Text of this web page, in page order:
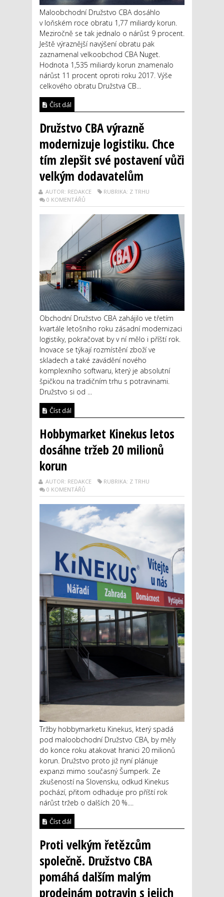
Maloobchodní Družstvo CBA dosáhlo
v loňském roce obratu 1,77 miliardy korun.
Meziročně se tak jednalo o nárůst 9 procent.
Ještě výraznější navýšení obratu pak
zaznamenal velkoobchod CBA Nuget.
Hodnota 1,535 miliardy korun znamenalo
nárůst 11 procent oproti roku 2017. Výše
celkového obratu Družstva CB...
Číst dál
Družstvo CBA výrazně
modernizuje logistiku. Chce
tím zlepšit své postavení vůči
velkým dodavatelům
AUTOR: REDAKCE
RUBRIKA: Z TRHU
0 KOMENTÁŘŮ
Obchodní Družstvo CBA zahájilo ve třetím
kvartále letošního roku zásadní modernizaci
logistiky, pokračovat by v ní mělo i příští rok.
Inovace se týkají rozmístění zboží ve
skladech a také zavádění nového
komplexního softwaru, který je absolutní
špičkou na tradičním trhu s potravinami.
Družstvo si od ...
Číst dál
Hobbymarket Kinekus letos
dosáhne tržeb 20 milionů
korun
AUTOR: REDAKCE
RUBRIKA: Z TRHU
0 KOMENTÁŘŮ
Tržby hobbymarketu Kinekus, který spadá
pod maloobchodní Družstvo CBA, by měly
do konce roku atakovat hranici 20 milionů
korun. Družstvo proto již nyní plánuje
expanzi mimo současný Šumperk. Ze
zkušeností na Slovensku, odkud Kinekus
pochází, přitom odhaduje pro příští rok
nárůst tržeb o dalších 20 %....
Číst dál
Proti velkým řetězcům
společně. Družstvo CBA
pomáhá dalším malým
prodejnám potravin s jejich